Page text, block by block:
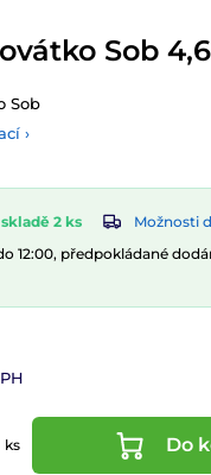
Sob
Sob
›
2 ks
Možnosti
12:00, předpokládané
ks Do